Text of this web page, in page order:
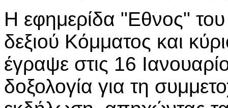
Η εφημερίδα "Εθνος"
δεξιού Κόμματος και
έγραψε στις 16
δοξολογία για τη